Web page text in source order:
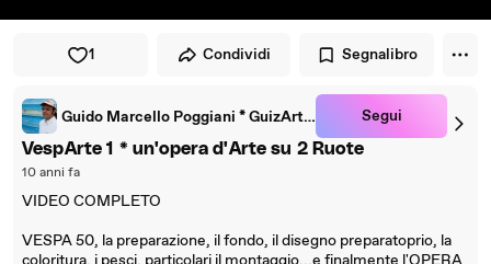
1 Condividi Segnalibro
Guido Marcello Poggiani * GuizArt APS-ETS Segui
VespArte 1 * un'opera d'Arte su 2 Ruote
10 anni fa
VIDEO COMPLETO
VESPA 50, la preparazione, il fondo, il disegno preparatoprio, la